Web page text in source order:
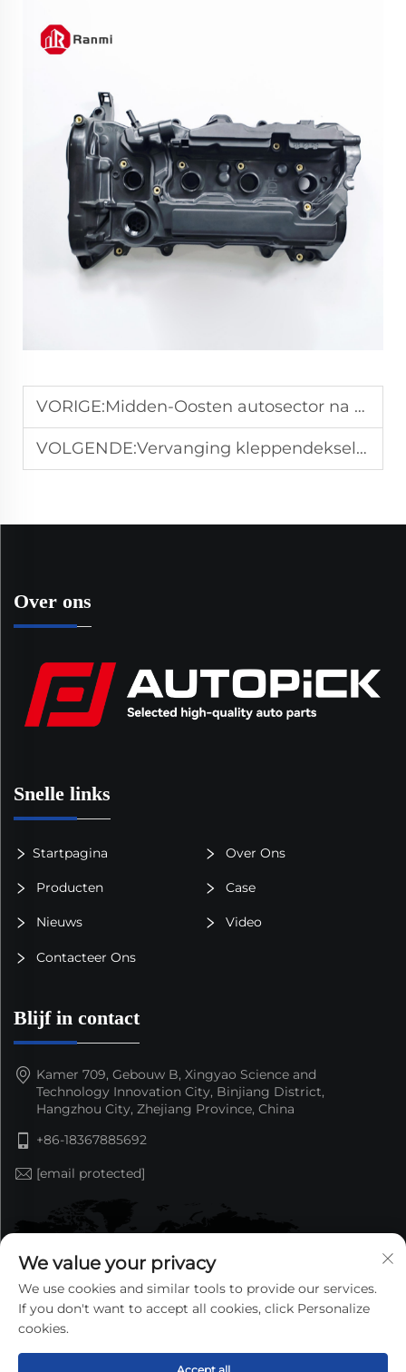
VORIGE:Midden-Oosten autosector na verkoop: Kans voor Aziatische leveranciers
VOLGENDE:Vervanging kleppendeksel Nissan VQ35DE: Volledige handleiding
Over ons
Snelle links
Startpagina Over Ons
Producten Case
Nieuws Video
Contacteer Ons
Blijf in contact
Kamer 709, Gebouw B, Xingyao Science and
Technology Innovation City, Binjiang District,
Hangzhou City, Zhejiang Province, China
+86-18367885692
[email protected]
We value your privacy
We use cookies and similar tools to provide our services.
If you don't want to accept all cookies, click Personalize
cookies.